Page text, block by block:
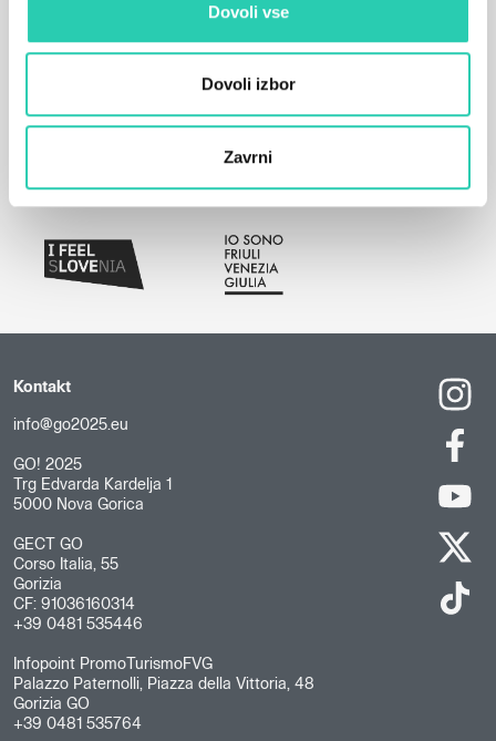
Dovoli vse
Dovoli izbor
Zavrni
Kontakt
info@go2025.eu
GO! 2025
Trg Edvarda Kardelja 1
5000 Nova Gorica
GECT GO
Corso Italia, 55
Gorizia
CF: 91036160314
+39 0481 535446
Infopoint PromoTurismoFVG
Palazzo Paternolli, Piazza della Vittoria, 48
Gorizia GO
+39 0481 535764